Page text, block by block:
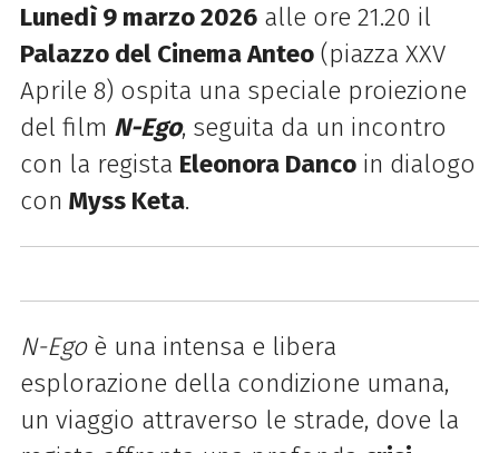
Lunedì 9 marzo 2026alle ore 21.20 il
Palazzo del Cinema Anteo(piazza XXV
Aprile 8) ospita una speciale proiezione
del film N-Ego, seguita da un incontro
con la regista Eleonora Dancoin dialogo
con Myss Keta.
N-Egoè una intensa e libera
esplorazione della condizione umana,
un viaggio attraverso le strade, dove la